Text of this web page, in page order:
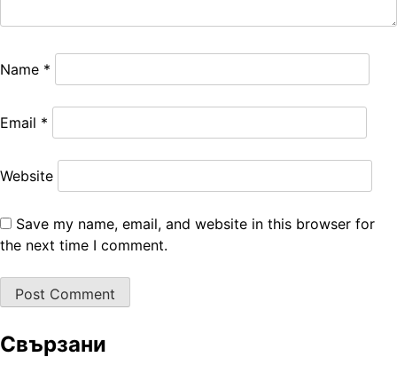
Name *
Email *
Website
Save my name, email, and website in this browser for
the next time I comment.
Свързани